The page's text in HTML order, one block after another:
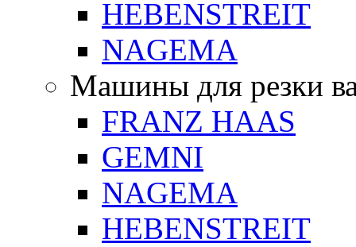
HEBENSTREIT
NAGEMA
Машины для резки
FRANZ HAAS
GEMNI
NAGEMA
HEBENSTREIT